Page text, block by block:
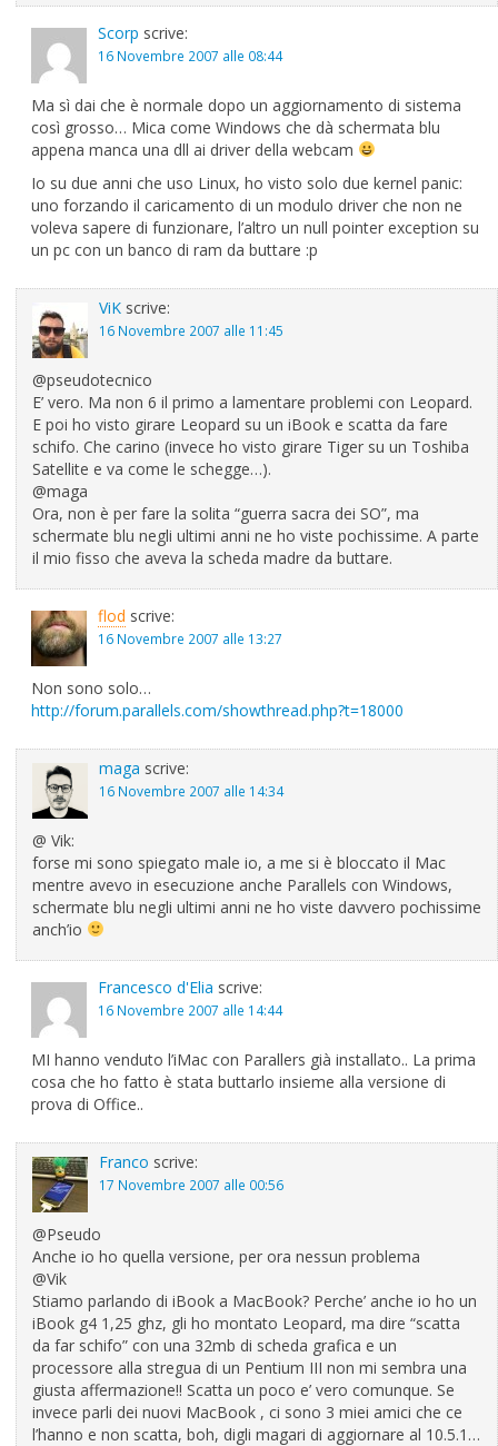
Scorp scrive:
16 Novembre 2007 alle 08:44
Ma sì dai che è normale dopo un aggiornamento di sistema
così grosso… Mica come Windows che dà schermata blu
appena manca una dll ai driver della webcam
Io su due anni che uso Linux, ho visto solo due kernel panic:
uno forzando il caricamento di un modulo driver che non ne
voleva sapere di funzionare, l’altro un null pointer exception su
un pc con un banco di ram da buttare :p
ViK scrive:
16 Novembre 2007 alle 11:45
@pseudotecnico
E’ vero. Ma non 6 il primo a lamentare problemi con Leopard.
E poi ho visto girare Leopard su un iBook e scatta da fare
schifo. Che carino (invece ho visto girare Tiger su un Toshiba
Satellite e va come le schegge…).
@maga
Ora, non è per fare la solita “guerra sacra dei SO”, ma
schermate blu negli ultimi anni ne ho viste pochissime. A parte
il mio fisso che aveva la scheda madre da buttare.
flod scrive:
16 Novembre 2007 alle 13:27
Non sono solo…
http://forum.parallels.com/showthread.php?t=18000
maga scrive:
16 Novembre 2007 alle 14:34
@ Vik:
forse mi sono spiegato male io, a me si è bloccato il Mac
mentre avevo in esecuzione anche Parallels con Windows,
schermate blu negli ultimi anni ne ho viste davvero pochissime
anch’io
Francesco d'Elia scrive:
16 Novembre 2007 alle 14:44
MI hanno venduto l’iMac con Parallers già installato.. La prima
cosa che ho fatto è stata buttarlo insieme alla versione di
prova di Office..
Franco scrive:
17 Novembre 2007 alle 00:56
@Pseudo
Anche io ho quella versione, per ora nessun problema
@Vik
Stiamo parlando di iBook a MacBook? Perche’ anche io ho un
iBook g4 1,25 ghz, gli ho montato Leopard, ma dire “scatta
da far schifo” con una 32mb di scheda grafica e un
processore alla stregua di un Pentium III non mi sembra una
giusta affermazione!! Scatta un poco e’ vero comunque. Se
invece parli dei nuovi MacBook , ci sono 3 miei amici che ce
l’hanno e non scatta, boh, digli magari di aggiornare al 10.5.1…